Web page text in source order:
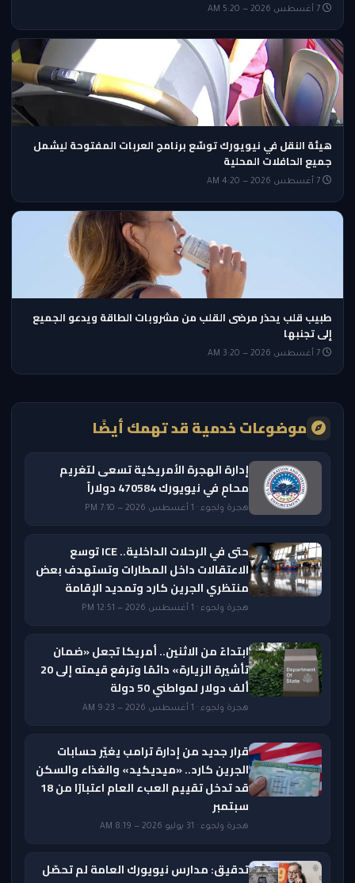
هيئة النقل في نيويورك توسّع برنامج العربات المفتوحة ليشمل
جميع الحافلات المحلية
طبيب قلب يحذر مرضى القلب من مشروبات الطاقة ويدعو الجميع
إلى تجنبها
موضوعات خدمية قد تهمك أيضًا
إدارة الهجرة الأمريكية تسعى لتغريم
محامٍ في نيويورك 470584 دولاراً
هجرة ولجوء · 1 أغسطس 2026 — 7:10 PM
حتى في الرحلات الداخلية.. ICE توسع
الاعتقالات داخل المطارات وتستهدف بعض
منتظري الجرين كارد وتمديد الإقامة
هجرة ولجوء · 1 أغسطس 2026 — 12:51 PM
ابتداءً من الاثنين.. أمريكا تجعل «ضمان
تأشيرة الزيارة» دائمًا وترفع قيمته إلى 20
ألف دولار لمواطني 50 دولة
هجرة ولجوء · 1 أغسطس 2026 — 9:23 AM
قرار جديد من إدارة ترامب يغيّر حسابات
الجرين كارد.. «ميديكيد» والغذاء والسكن
قد تدخل تقييم العبء العام اعتبارًا من 18
سبتمبر
هجرة ولجوء · 31 يوليو 2026 — 8:19 AM
تدقيق: مدارس نيويورك العامة لم تحصّل